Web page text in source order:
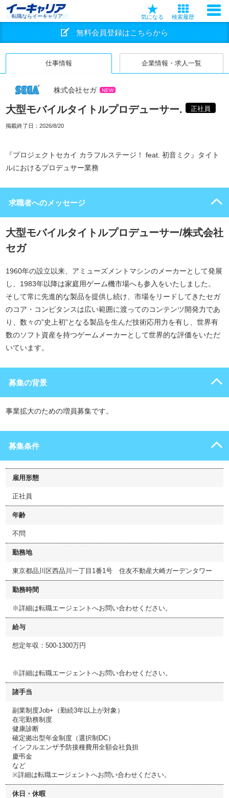
転職ならイーキャリア 気になる 検索履歴
無料会員登録はこちらから
仕事情報 企業情報・求人一覧
株式会社セガ NEW
大型モバイルタイトルプロデューサー. 正社員
掲載終了日： 2026/8/20
『プロジェクトセカイ カラフルステージ！ feat. 初音ミク』タイト
ルにおけるプロデュサー業務
求職者へのメッセージ
大型モバイルタイトルプロデューサー/株式会社
セガ
1960年の設立以来、アミューズメントマシンのメーカーとして発展
し、1983年以降は家庭用ゲーム機市場へも参入をいたしました。
そして常に先進的な製品を提供し続け、市場をリードしてきたセガ
のコア・コンピタンスは広い範囲に渡ってのコンテンツ開発力であ
り、数々の”史上初”となる製品を生んだ技術応用力を有し、世界有
数のソフト資産を持つゲームメーカーとして世界的な評価をいただ
いています。
募集の背景
事業拡大のための増員募集です。
募集条件
雇用形態
正社員
年齢
不問
勤務地
東京都品川区西品川一丁目1番1号 住友不動産大崎ガーデンタワー
勤務時間
※詳細は転職エージェントへお問い合わせください。
給与
想定年収：500-1300万円
※詳細は転職エージェントへお問い合わせください。
諸手当
副業制度Job+（勤続3年以上が対象）
在宅勤務制度
健康診断
確定拠出型年金制度（選択制DC）
インフルエンザ予防接種費用全額会社負担
慶弔金
など
※詳細は転職エージェントへお問い合わせください。
休日・休暇